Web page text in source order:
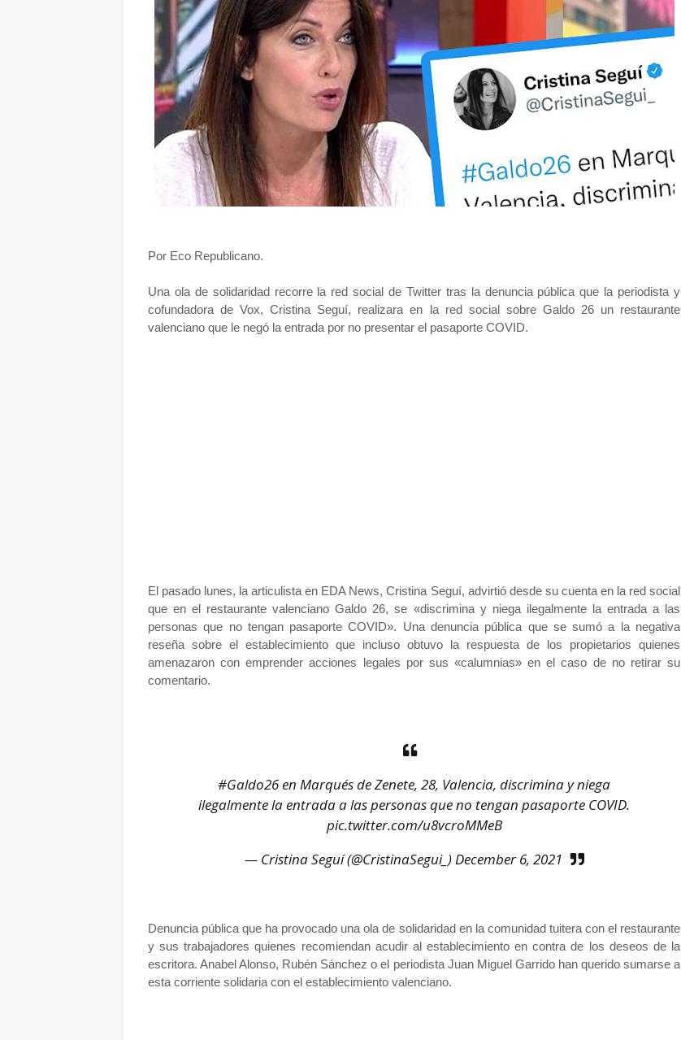
Por Eco Republicano.
Una ola de solidaridad recorre la red social de Twitter tras la denuncia pública que la periodista y
cofundadora de Vox, Cristina Seguí, realizara en la red social sobre Galdo 26 un restaurante
valenciano que le negó la entrada por no presentar el pasaporte COVID.
El pasado lunes, la articulista en EDA News, Cristina Seguí, advirtió desde su cuenta en la red social
que en el restaurante valenciano Galdo 26, se «discrimina y niega ilegalmente la entrada a las
personas que no tengan pasaporte COVID». Una denuncia pública que se sumó a la negativa
reseña sobre el establecimiento que incluso obtuvo la respuesta de los propietarios quienes
amenazaron con emprender acciones legales por sus «calumnias» en el caso de no retirar su
comentario.
#Galdo26en Marqués de Zenete, 28, Valencia, discrimina y niega
ilegalmente la entrada a las personas que no tengan pasaporte COVID.
pic.twitter.com/u8vcroMMeB
— Cristina Seguí (@CristinaSegui_)December 6, 2021
Denuncia pública que ha provocado una ola de solidaridad en la comunidad tuitera con el restaurante
y sus trabajadores quienes recomiendan acudir al establecimiento en contra de los deseos de la
escritora. Anabel Alonso, Rubén Sánchez o el periodista Juan Miguel Garrido han querido sumarse a
esta corriente solidaria con el establecimiento valenciano.